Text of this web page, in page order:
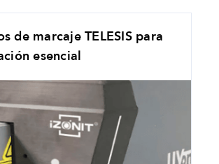
de marcaje TELESIS para
esencial